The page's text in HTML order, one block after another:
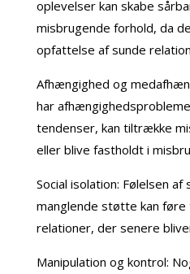
oplevelser kan skabe
misbrugende forhold, da
opfattelse af sunde
Afhængighed og
har
tendenser, kan tiltrække
eller blive fastholdt i
Social isolation: Følelsen af
manglende støtte kan
relationer, der senere
Manipulation og kontrol: